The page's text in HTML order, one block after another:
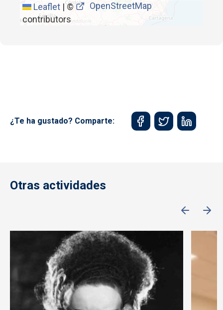
Leaflet |©
OpenStreetMap
contributors
¿Te ha gustado? Comparte:
Otras actividades